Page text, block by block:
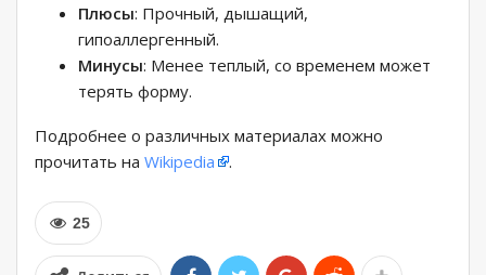
Плюсы: Прочный, дышащий,
гипоаллергенный.
Минусы: Менее теплый, со временем может
терять форму.
Подробнее о различных материалах можно
прочитать на Wikipedia .
25